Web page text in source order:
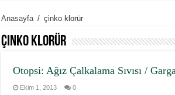
Anasayfa / çinko klorür
çinko klorür
Otopsi: Ağız Çalkalama Sıvısı /
Ekim 1, 2013 0